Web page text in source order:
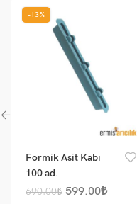
-13%
Formik Asit Kabı
100 ad.
690.00₺ 599.00₺